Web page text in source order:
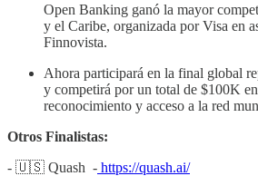
Open Banking ganó la mayor
y el Caribe, organizada por Visa en
Finnovista.
Ahora participará en la final global
y competirá por un total de $100K
reconocimiento y acceso a la red
Otros Finalistas:
- 🇺🇸 Quash - https://quash.ai/